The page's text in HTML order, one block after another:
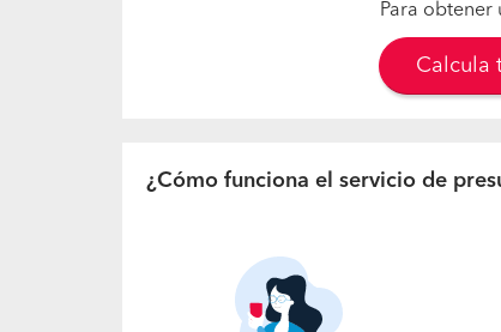
Para obtener
Calcula
¿Cómo funciona el servicio de